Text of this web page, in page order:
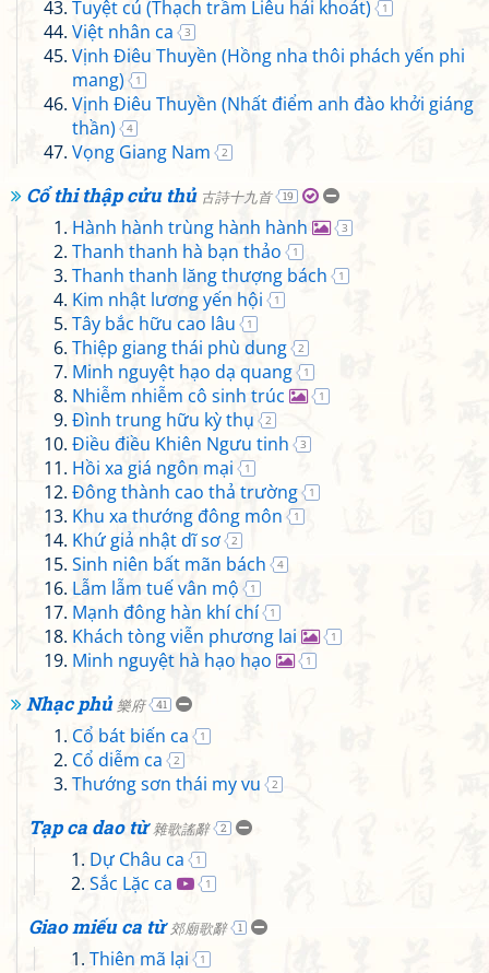
Tuyệt cú (Thạch trầm Liêu hải khoát) 1
Việt nhân ca 3
Vịnh Điêu Thuyền (Hồng nha thôi phách yến phi
mang)
1
Vịnh Điêu Thuyền (Nhất điểm anh đào khởi giáng
thần)
4
Vọng Giang Nam 2
Cổ thi thập cửu thủ 古詩十九首 19
Hành hành trùng hành hành 3
Thanh thanh hà bạn thảo 1
Thanh thanh lăng thượng bách 1
Kim nhật lương yến hội 1
Tây bắc hữu cao lâu 1
Thiệp giang thái phù dung 2
Minh nguyệt hạo dạ quang 1
Nhiễm nhiễm cô sinh trúc 1
Đình trung hữu kỳ thụ 2
Điều điều Khiên Ngưu tinh 3
Hồi xa giá ngôn mại 1
Đông thành cao thả trường 1
Khu xa thướng đông môn 1
Khứ giả nhật dĩ sơ 2
Sinh niên bất mãn bách 4
Lẫm lẫm tuế vân mộ 1
Mạnh đông hàn khí chí 1
Khách tòng viễn phương lai 1
Minh nguyệt hà hạo hạo 1
Nhạc phủ 樂府 41
Cổ bát biến ca 1
Cổ diễm ca 2
Thướng sơn thái my vu 2
Tạp ca dao từ雜歌謠辭 2
Dự Châu ca 1
Sắc Lặc ca 1
Giao miếu ca từ郊廟歌辭 1
Thiên mã lại 1